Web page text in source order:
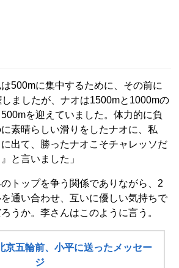
は500mに集中するために、その前に
ましたが、ナオは1500mと1000mの
を迎えていました。体力的に負
素晴らしい滑りをしたナオに、私
出て、勝ったナオこそチャレッソだ
と言いました」
トップを争う関係でありながら、2
通い合わせ、互いに優しい気持ちで
うか。李さんはこのように言う。
京五輪前、小平に送ったメッセー
ジ